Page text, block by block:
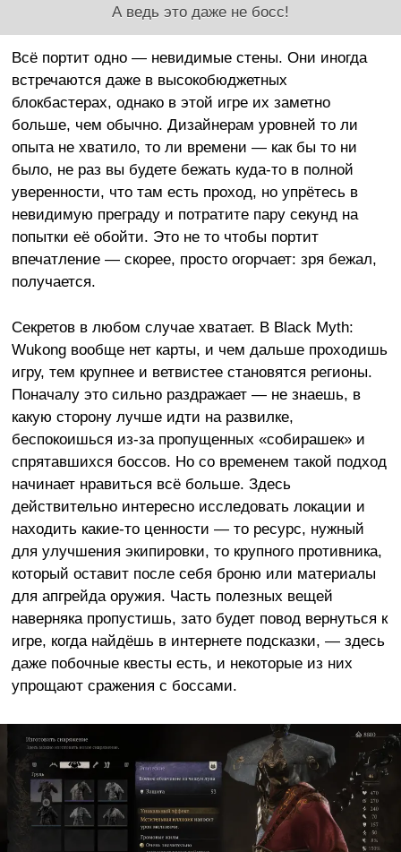
А ведь это даже не босс!
Всё портит одно — невидимые стены. Они иногда
встречаются даже в высокобюджетных
блокбастерах, однако в этой игре их заметно
больше, чем обычно. Дизайнерам уровней то ли
опыта не хватило, то ли времени — как бы то ни
было, не раз вы будете бежать куда-то в полной
уверенности, что там есть проход, но упрётесь в
невидимую преграду и потратите пару секунд на
попытки её обойти. Это не то чтобы портит
впечатление — скорее, просто огорчает: зря бежал,
получается.
Секретов в любом случае хватает. В Black Myth:
Wukong вообще нет карты, и чем дальше проходишь
игру, тем крупнее и ветвистее становятся регионы.
Поначалу это сильно раздражает — не знаешь, в
какую сторону лучше идти на развилке,
беспокоишься из-за пропущенных «собирашек» и
спрятавшихся боссов. Но со временем такой подход
начинает нравиться всё больше. Здесь
действительно интересно исследовать локации и
находить какие-то ценности — то ресурс, нужный
для улучшения экипировки, то крупного противника,
который оставит после себя броню или материалы
для апгрейда оружия. Часть полезных вещей
наверняка пропустишь, зато будет повод вернуться к
игре, когда найдёшь в интернете подсказки, — здесь
даже побочные квесты есть, и некоторые из них
упрощают сражения с боссами.